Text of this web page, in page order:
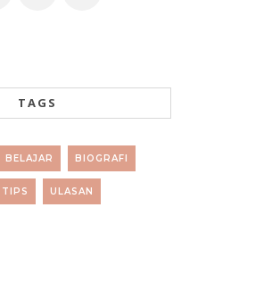
TAGS
BELAJAR BIOGRAFI
TIPS ULASAN